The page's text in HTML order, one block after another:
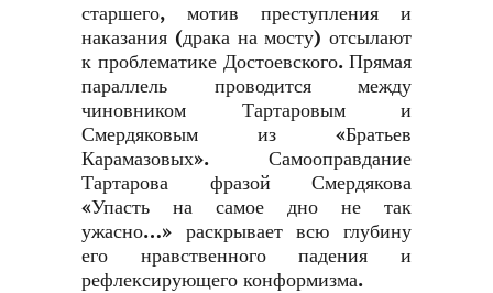
старшего, мотив преступления и
наказания (драка на мосту) отсылают
к проблематике Достоевского. Прямая
параллель проводится между
чиновником Тартаровым и
Смердяковым из «Братьев
Карамазовых». Самооправдание
Тартарова фразой Смердякова
«Упасть на самое дно не так
ужасно…» раскрывает всю глубину
его нравственного падения и
рефлексирующего конформизма.